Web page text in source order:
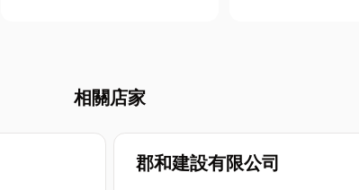
心？今天，就來跟大家聊聊如
窗，以及為什...
相關店家
郡和建設有限公司